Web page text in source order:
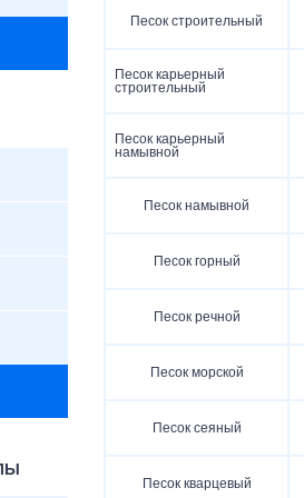
Песок строительный
Песок карьерный
строительный
Песок карьерный
намывной
Песок намывной
Песок горный
Песок речной
Песок морской
Песок сеяный
Песок кварцевый